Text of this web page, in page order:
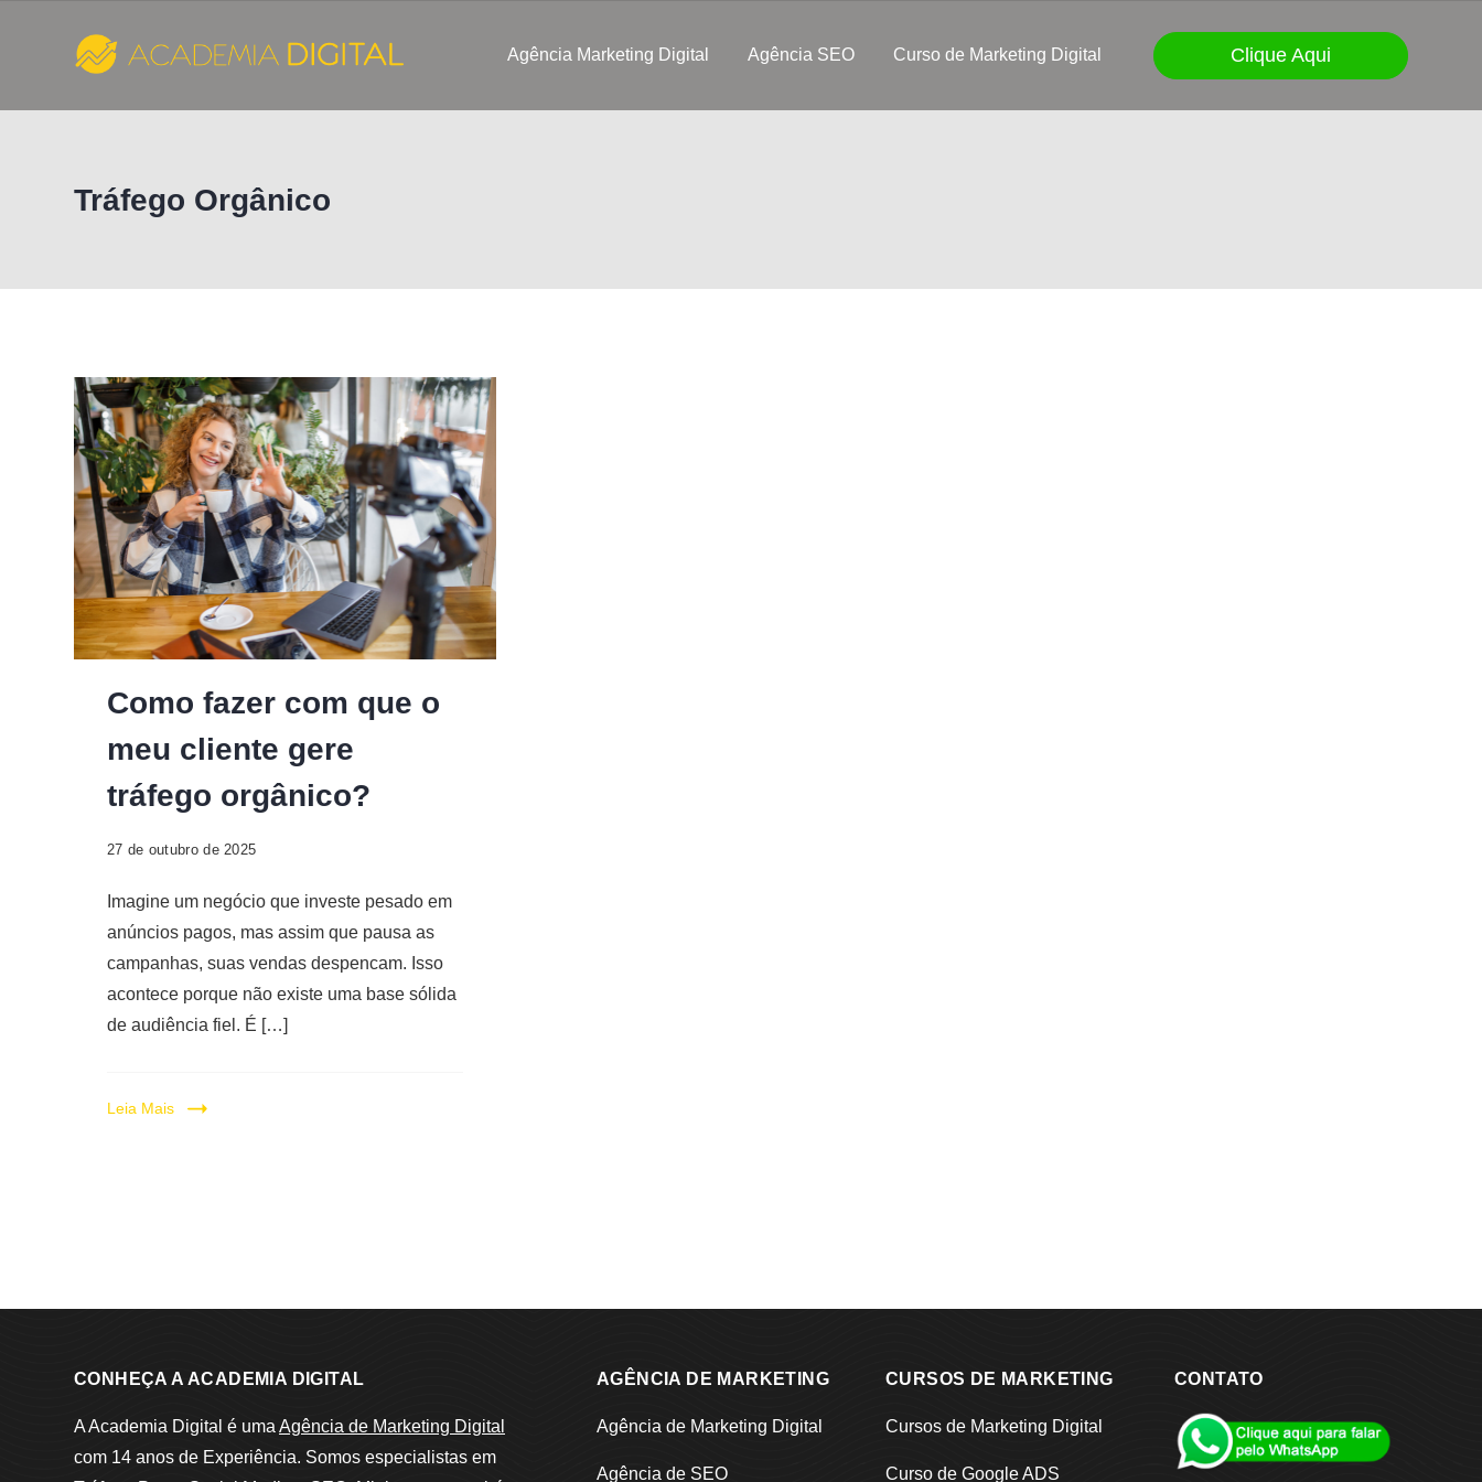
Cursos
Consultoria
Digital
-
Academia
Digital
Agência Marketing Digital Agência SEO Curso de Marketing Digital Clique Aqui
Tráfego Orgânico
Como fazer com que o
meu cliente gere
tráfego orgânico?
27 de outubro de 2025
Imagine um negócio que investe pesado em
anúncios pagos, mas assim que pausa as
campanhas, suas vendas despencam. Isso
acontece porque não existe uma base sólida
de audiência fiel. É […]
Leia Mais
CONHEÇA A ACADEMIA DIGITAL
A Academia Digital é uma Agência de Marketing Digital
com 14 anos de Experiência. Somos especialistas em
AGÊNCIA DE MARKETING
Agência de Marketing Digital
Agência de SEO
CURSOS DE MARKETING
Cursos de Marketing Digital
Curso de Google ADS
CONTATO